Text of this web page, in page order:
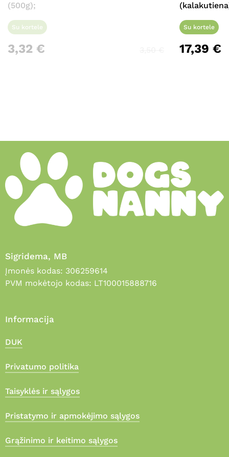
(500g);
Su kortele
3,32 €
Su kortele
17,39 €
Sigridema, MB
Įmonės kodas: 306259614
PVM mokėtojo kodas: LT100015888716
Informacija
DUK
Privatumo politika
Taisyklės ir sąlygos
Pristatymo ir apmokėjimo sąlygos
Grąžinimo ir keitimo sąlygos